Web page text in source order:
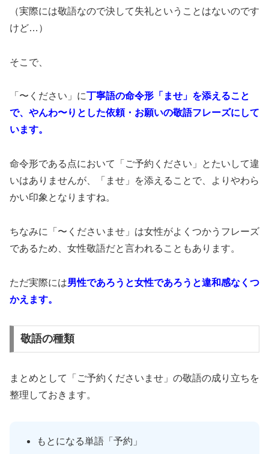
（実際には敬語なので決して失礼ということはないのです
けど…）
そこで、
「〜ください」に丁寧語の命令形「ませ」を添えること
で、やんわ〜りとした依頼・お願いの敬語フレーズにして
います。
命令形である点において「ご予約ください」とたいして違
いはありませんが、「ませ」を添えることで、よりやわら
かい印象となりますね。
ちなみに「〜くださいませ」は女性がよくつかうフレーズ
であるため、女性敬語だと言われることもあります。
ただ実際には男性であろうと女性であろうと違和感なくつ
かえます。
敬語の種類
まとめとして「ご予約くださいませ」の敬語の成り立ちを
整理しておきます。
もとになる単語「予約」